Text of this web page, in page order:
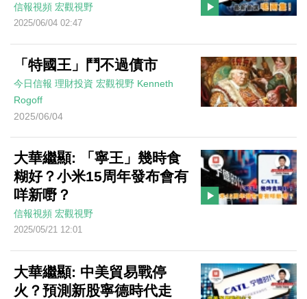
信報視頻 宏觀視野
2025/06/04 02:47
「特國王」鬥不過債市
今日信報 理財投資 宏觀視野 Kenneth
Rogoff
2025/06/04
大華繼顯: 「寧王」幾時食
糊好？小米15周年發布會有
咩新嘢？
信報視頻 宏觀視野
2025/05/21 12:01
大華繼顯: 中美貿易戰停
火？預測新股寧德時代走